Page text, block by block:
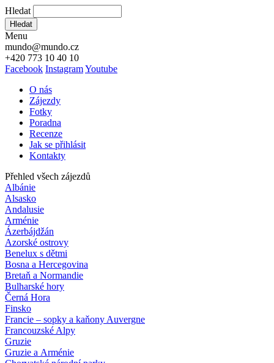
Hledat
Hledat
Menu
mundo@mundo.cz
+420 773 10 40 10
Facebook InstagramYoutube
O nás
Zájezdy
Fotky
Poradna
Recenze
Jak se přihlásit
Kontakty
Přehled všech zájezdů
Albánie
Alsasko
Andalusie
Arménie
Ázerbájdžán
Azorské ostrovy
Benelux s dětmi
Bosna a Hercegovina
Bretaň a Normandie
Bulharské hory
Černá Hora
Finsko
Francie – sopky a kaňony Auvergne
Francouzské Alpy
Gruzie
Gruzie a Arménie